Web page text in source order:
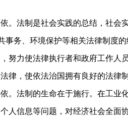
法制是社会实践的总结，社会
事务、环境保护等相关法律制度
努力使法律执行者和政府工作
律，使依法治国拥有良好的法律制
法制的生命在于施行。在工业
人信息等问题，对经济社会全